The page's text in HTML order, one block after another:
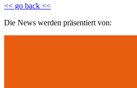
<< go back <<
Die News werden präsentiert von: